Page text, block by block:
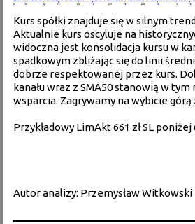
Kurs spółki znajduje się w silnym
Aktualnie kurs oscyluje na
widoczna jest konsolidacja kursu w
spadkowym zbliżając się do linii
dobrze respektowanej przez kurs.
kanału wraz z SMA50 stanowią w
wsparcia. Zagrywamy na wybicie górą
Przykładowy LimAkt 661 zł SL poniżej
Autor analizy: Przemysław Witkowski